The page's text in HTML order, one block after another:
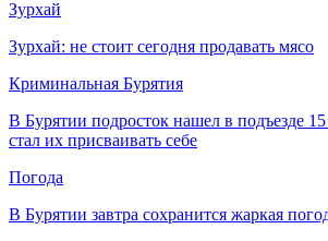
Зурхай
Зурхай: не стоит сегодня продавать мясо
Криминальная Бурятия
В Бурятии подросток нашел в подъезде
стал их присваивать себе
Погода
В Бурятии завтра сохранится жаркая